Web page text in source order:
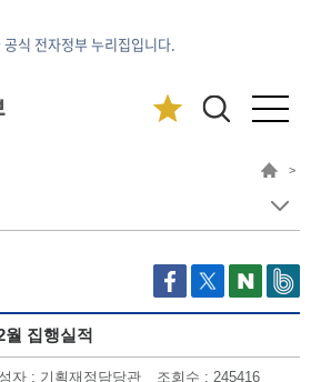
식 전자정부 누리집입니다.
>
집행실적
자 : 기획재정담당관 조회수 : 245416